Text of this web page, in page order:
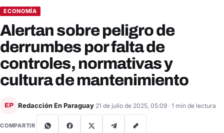
ECONOMÍA
Alertan sobre peligro de
derrumbes por falta de
controles, normativas y
cultura de mantenimiento
EP Redacción En Paraguay 21 de julio de 2025, 05:09 · 1 min de lectura
COMPARTIR